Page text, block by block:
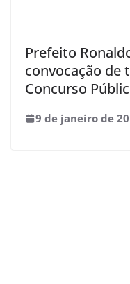
Prefeito
convocação de
Concurso
9 de janeiro de